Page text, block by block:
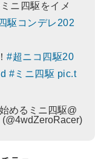
ニ四駆をイメ
駆コンデレ202
#超ニコ四駆20
#ミニ四駆 pic.t
めるミニ四駆@